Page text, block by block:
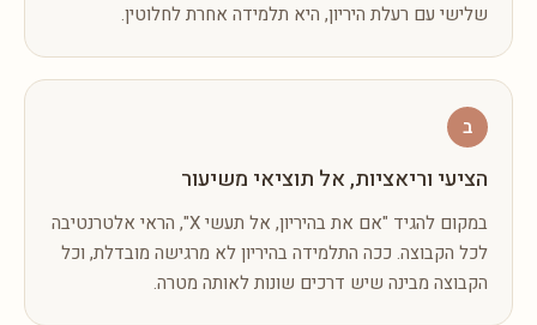
שלישי עם רעלת היריון, היא תלמידה אחרת לחלוטין.
ב
הציעי וריאציות, אל תוציאי משיעור
במקום להגיד "אם את בהיריון, אל תעשי X", הראי אלטרנטיבה
לכל הקבוצה. ככה התלמידה בהיריון לא מרגישה מובדלת, וכל
הקבוצה מבינה שיש דרכים שונות לאותה מטרה.